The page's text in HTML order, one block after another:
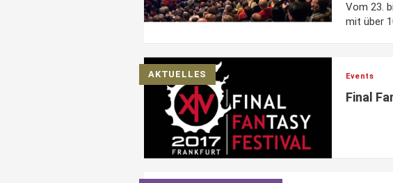
Vom 23.
mit über
AKTUELLES Events
Final